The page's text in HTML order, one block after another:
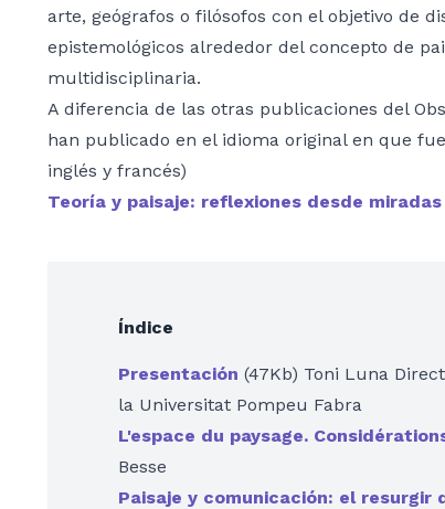
arte, geógrafos o filósofos con el objetivo de
epistemológicos alrededor del concepto de
multidisciplinaria.
A diferencia de las otras publicaciones del
han publicado en el idioma original en que
inglés y francés)
Teoría y paisaje: reflexiones desde
Índice
Presentación (47Kb) Toni Luna
la Universitat Pompeu Fabra
L'espace du paysage.
Besse
Paisaje y comunicación: el resurgir